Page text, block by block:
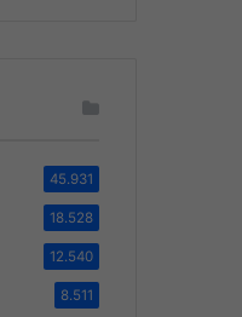
45.931
18.528
12.540
8.511